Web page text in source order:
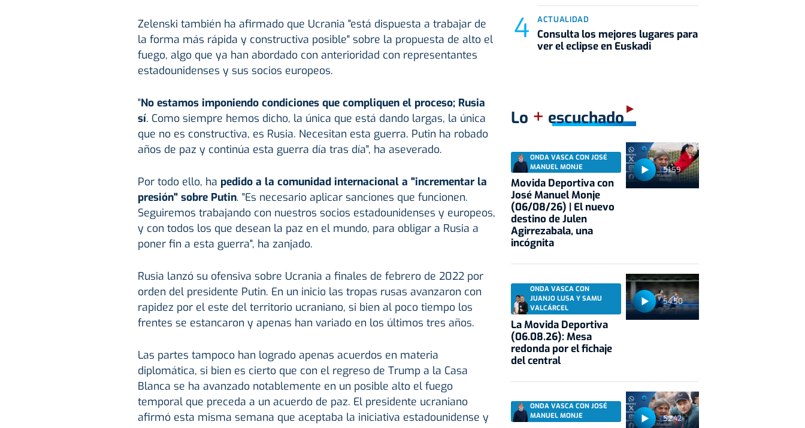
Zelenski también ha afirmado que Ucrania "está dispuesta a trabajar de
la forma más rápida y constructiva posible" sobre la propuesta de alto el
fuego, algo que ya han abordado con anterioridad con representantes
estadounidenses y sus socios europeos.
"No estamos imponiendo condiciones que compliquen el proceso; Rusia
sí. Como siempre hemos dicho, la única que está dando largas, la única
que no es constructiva, es Rusia. Necesitan esta guerra. Putin ha robado
años de paz y continúa esta guerra día tras día", ha aseverado.
Por todo ello, ha pedido a la comunidad internacional a "incrementar la
presión" sobre Putin. "Es necesario aplicar sanciones que funcionen.
Seguiremos trabajando con nuestros socios estadounidenses y europeos,
y con todos los que desean la paz en el mundo, para obligar a Rusia a
poner fin a esta guerra", ha zanjado.
Rusia lanzó su ofensiva sobre Ucrania a finales de febrero de 2022 por
orden del presidente Putin. En un inicio las tropas rusas avanzaron con
rapidez por el este del territorio ucraniano, si bien al poco tiempo los
frentes se estancaron y apenas han variado en los últimos tres años.
Las partes tampoco han logrado apenas acuerdos en materia
diplomática, si bien es cierto que con el regreso de Trump a la Casa
Blanca se ha avanzado notablemente en un posible alto el fuego
temporal que preceda a un acuerdo de paz. El presidente ucraniano
afirmó esta misma semana que aceptaba la iniciativa estadounidense y
ACTUALIDAD
Consulta los mejores lugares para
ver el eclipse en Euskadi
Lo + escuchado
51:59
ONDA VASCA CON JOSÉ
MANUEL MONJE
Movida Deportiva con
José Manuel Monje
(06/08/26) | El nuevo
destino de Julen
Agirrezabala, una
incógnita
54:50
ONDA VASCA CON
JUANJO LUSA Y SAMU
VALCÁRCEL
La Movida Deportiva
(06.08.26): Mesa
redonda por el fichaje
del central
52:42
ONDA VASCA CON JOSÉ
MANUEL MONJE